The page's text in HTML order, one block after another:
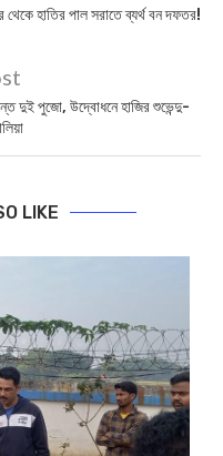
হাতির পাল সরাতে ব্যর্থ বন দফতর!
দুই পুজো, উদ্বোধনে হাজির শুভেন্দু-
LIKE